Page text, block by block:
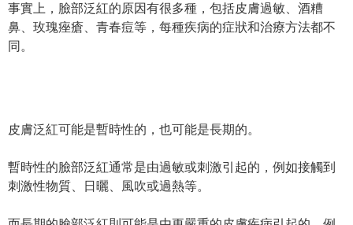
事實上，臉部泛紅的原因有很多種，包括皮膚過敏、酒糟
鼻、玫瑰痤瘡、青春痘等，每種疾病的症狀和治療方法都不
同。
皮膚泛紅可能是暫時性的，也可能是長期的。
暫時性的臉部泛紅通常是由過敏或刺激引起的，例如接觸到
刺激性物質、日曬、風吹或過熱等。